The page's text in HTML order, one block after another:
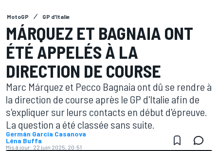
MotoGP GP d'Italie
MÁRQUEZ ET BAGNAIA ONT
ÉTÉ APPELÉS À LA
DIRECTION DE COURSE
Marc Márquez et Pecco Bagnaia ont dû se rendre à
la direction de course après le GP d'Italie afin de
s'expliquer sur leurs contacts en début d'épreuve.
La question a été classée sans suite.
Germán Garcia Casanova
Léna Buffa
Mis à jour: 22 juin 2025, 20:51